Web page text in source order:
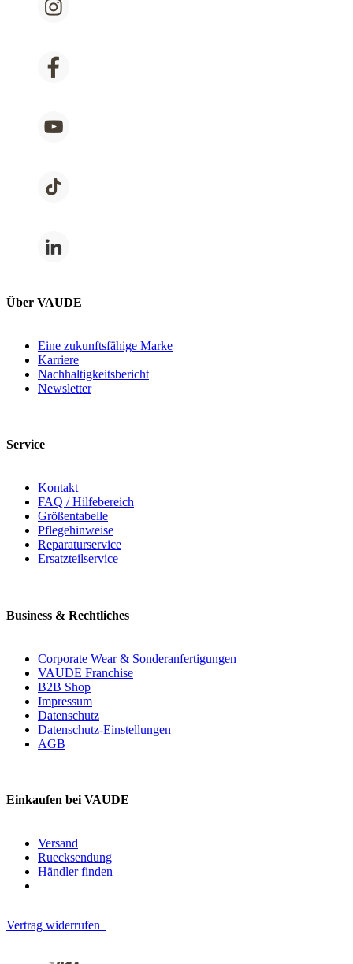
Über VAUDE
Eine zukunftsfähige Marke
Karriere
Nachhaltigkeitsbericht
Newsletter
Service
Kontakt
FAQ / Hilfebereich
Größentabelle
Pflegehinweise
Reparaturservice
Ersatzteilservice
Business & Rechtliches
Corporate Wear & Sonderanfertigungen
VAUDE Franchise
B2B Shop
Impressum
Datenschutz
Datenschutz-Einstellungen
AGB
Einkaufen bei VAUDE
Versand
Ruecksendung
Händler finden
Vertrag widerrufen